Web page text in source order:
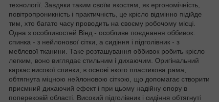
технології. Завдяки таким своїм якостям, як ергономічність,
повітропроникність і практичність, це крісло відмінно підійде
тим, хто багато часу проводить на своєму робочому місці.
Одна з особливостей Вінд - особливе поєднання оббивок:
спинка - з нейлонової сітки, а сидіння і підголівник - з
меблевої тканини. Таке розташування оббивок робить крісло
легким, воно виглядає стильним і дихаючим. Оригінальний
каркас високої спинки, в основі якого пластикова рама,
обтягнута міцною нейлоновою сіткою, що допомагає створити
приємний дихаючий ефект і при цьому надійну опору в
поперековій області. Високий підголівник і сидіння обтягнуті